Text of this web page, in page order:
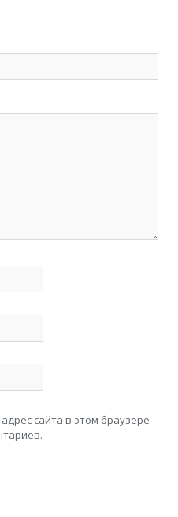
сайта в этом браузере